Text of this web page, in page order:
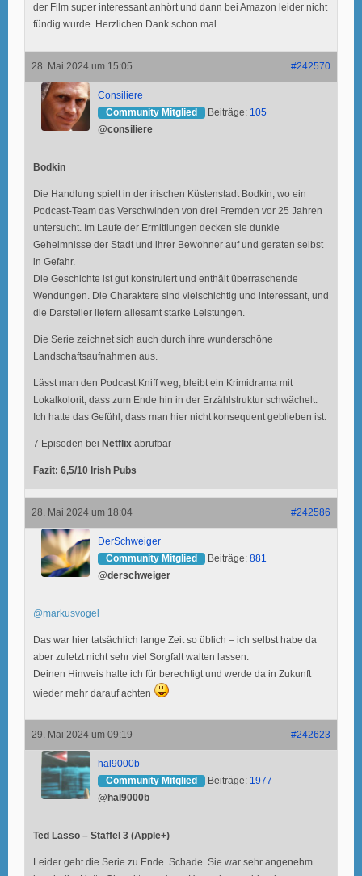
der Film super interessant anhört und dann bei Amazon leider nicht
fündig wurde. Herzlichen Dank schon mal.
28. Mai 2024 um 15:05 #242570
Consiliere
Community Mitglied
Beiträge: 105
@consiliere
Bodkin
Die Handlung spielt in der irischen Küstenstadt Bodkin, wo ein
Podcast-Team das Verschwinden von drei Fremden vor 25 Jahren
untersucht. Im Laufe der Ermittlungen decken sie dunkle
Geheimnisse der Stadt und ihrer Bewohner auf und geraten selbst
in Gefahr.
Die Geschichte ist gut konstruiert und enthält überraschende
Wendungen. Die Charaktere sind vielschichtig und interessant, und
die Darsteller liefern allesamt starke Leistungen.
Die Serie zeichnet sich auch durch ihre wunderschöne
Landschaftsaufnahmen aus.
Lässt man den Podcast Kniff weg, bleibt ein Krimidrama mit
Lokalkolorit, dass zum Ende hin in der Erzählstruktur schwächelt.
Ich hatte das Gefühl, dass man hier nicht konsequent geblieben ist.
7 Episoden bei Netflix abrufbar
Fazit: 6,5/10 Irish Pubs
28. Mai 2024 um 18:04 #242586
DerSchweiger
Community Mitglied
Beiträge: 881
@derschweiger
@markusvogel
Das war hier tatsächlich lange Zeit so üblich – ich selbst habe da
aber zuletzt nicht sehr viel Sorgfalt walten lassen.
Deinen Hinweis halte ich für berechtigt und werde da in Zukunft
wieder mehr darauf achten
29. Mai 2024 um 09:19 #242623
hal9000b
Community Mitglied
Beiträge: 1977
@hal9000b
Ted Lasso – Staffel 3 (Apple+)
Leider geht die Serie zu Ende. Schade. Sie war sehr angenehm